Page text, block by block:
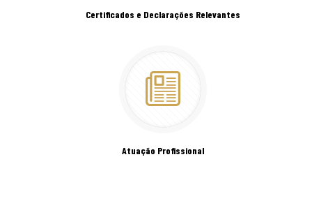
Certificados e Declarações Relevantes
Atuação Profissional